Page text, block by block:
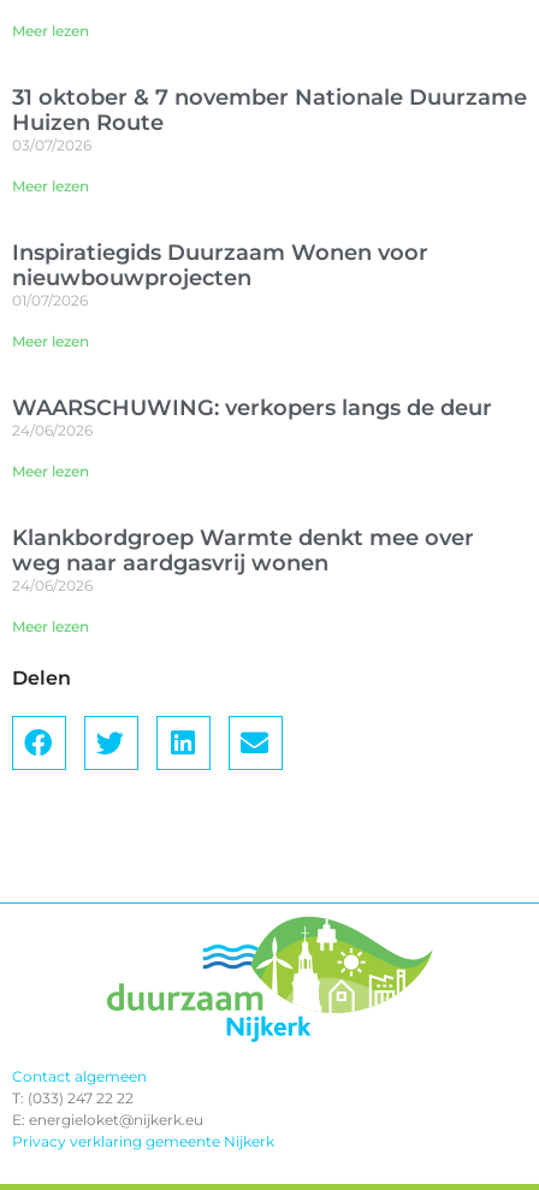
Meer lezen
31 oktober & 7 november Nationale Duurzame
Huizen Route
03/07/2026
Meer lezen
Inspiratiegids Duurzaam Wonen voor
nieuwbouwprojecten
01/07/2026
Meer lezen
WAARSCHUWING: verkopers langs de deur
24/06/2026
Meer lezen
Klankbordgroep Warmte denkt mee over
weg naar aardgasvrij wonen
24/06/2026
Meer lezen
Delen
Contact algemeen
T: (033) 247 22 22
E: energieloket@nijkerk.eu
Privacy verklaring gemeente Nijkerk